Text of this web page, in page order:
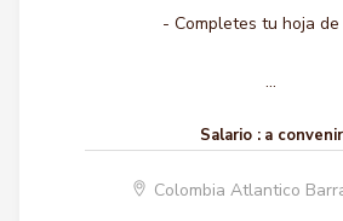
- Completes tu hoja de
...
Salario : a convenir
Colombia Atlantico